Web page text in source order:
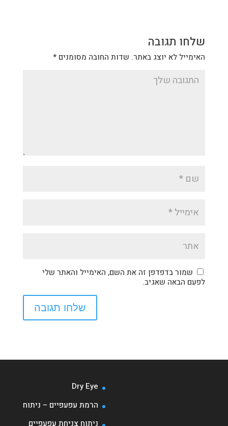
שלחו תגובה
האימייל לא יוצג באתר. שדות החובה מסומנים *
שמור בדפדפן זה את השם, האימייל והאתר שלי
לפעם הבאה שאגיב.
Dry Eye
הרמת עפעפיים – ניתוח
ניתוח צניחת עפעפיים